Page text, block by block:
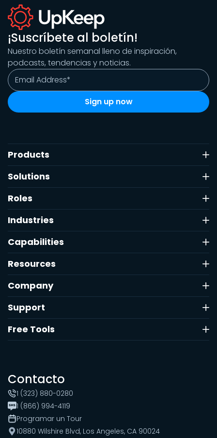
¡Suscríbete al boletín!
Nuestro boletín semanal lleno de inspiración,
podcasts, tendencias y noticias.
Products
Solutions
Roles
Industries
Capabilities
Resources
Company
Support
Free Tools
Contacto
1 (323) 880-0280
1 (866) 994-4119
Programar un Tour
10880 Wilshire Blvd, Los Angeles, CA 90024